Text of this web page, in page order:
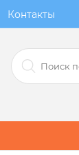
Контакты